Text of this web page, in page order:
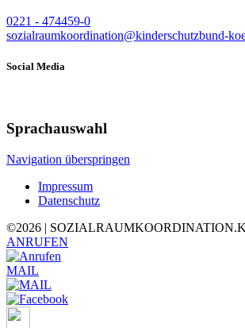
0221 - 474459-0
sozialraumkoordination@kinderschutzbund-
Social Media
Sprachauswahl
Navigation überspringen
Impressum
Datenschutz
©2026 |
ANRUFEN
MAIL